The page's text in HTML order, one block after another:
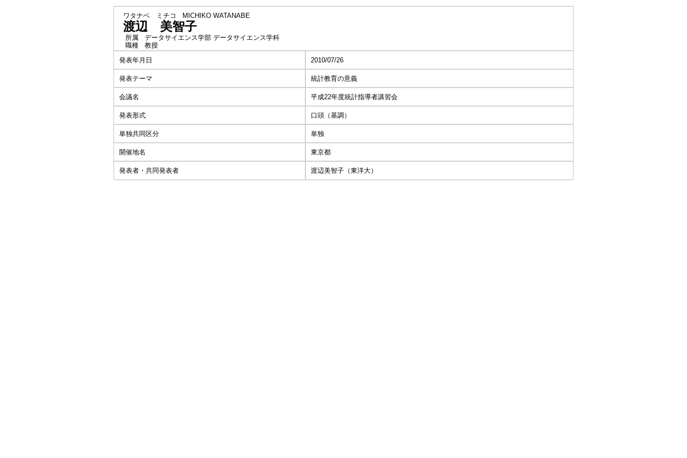
ワタナベ ミチコ MICHIKO WATANABE
渡辺 美智子
所属
データサイエンス学部 データサイエンス学科
職種
教授
発表年月日
2010/07/26
発表テーマ 統計教育の意義
会議名 平成22年度統計指導者講習会
発表形式 口頭（基調）
単独共同区分 単独
開催地名 東京都
発表者・共同発表者 渡辺美智子（東洋大）